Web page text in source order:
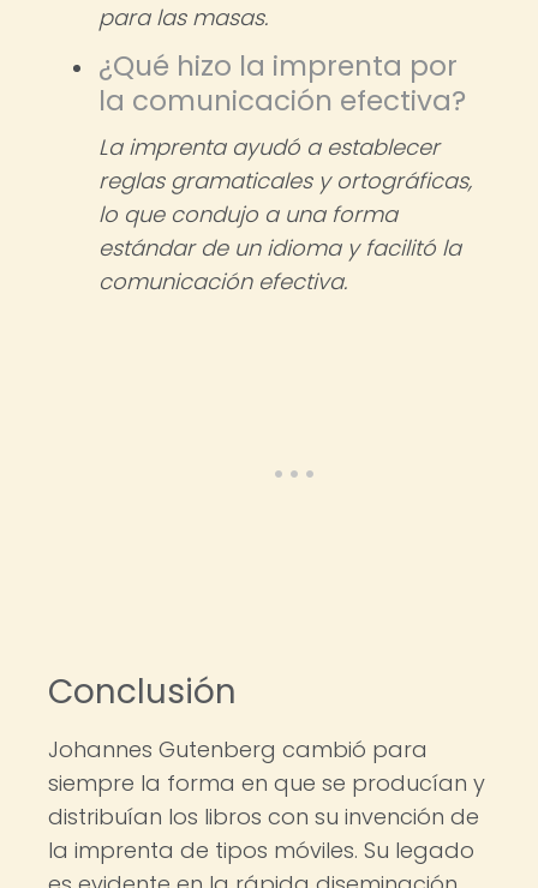
para las masas.
¿Qué hizo la imprenta por
la comunicación efectiva?
La imprenta ayudó a establecer
reglas gramaticales y ortográficas,
lo que condujo a una forma
estándar de un idioma y facilitó la
comunicación efectiva.
Conclusión
Johannes Gutenberg cambió para
siempre la forma en que se producían y
distribuían los libros con su invención de
la imprenta de tipos móviles. Su legado